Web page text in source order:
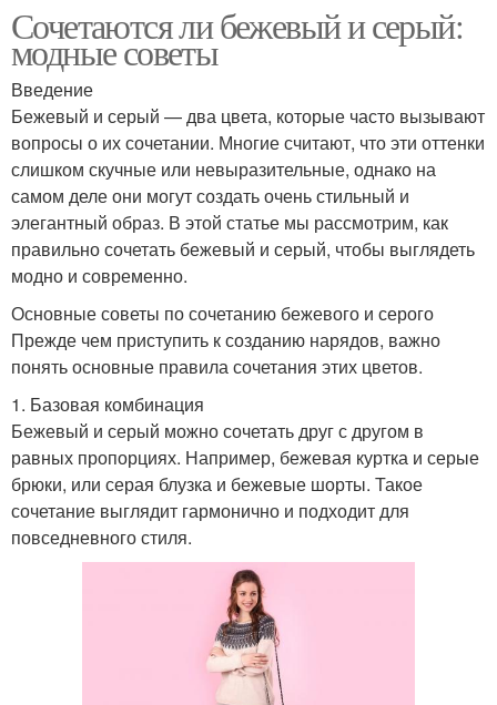
Сочетаются ли бежевый и серый:
модные советы
Введение
Бежевый и серый — два цвета, которые часто вызывают
вопросы о их сочетании. Многие считают, что эти оттенки
слишком скучные или невыразительные, однако на
самом деле они могут создать очень стильный и
элегантный образ. В этой статье мы рассмотрим, как
правильно сочетать бежевый и серый, чтобы выглядеть
модно и современно.
Основные советы по сочетанию бежевого и серого
Прежде чем приступить к созданию нарядов, важно
понять основные правила сочетания этих цветов.
1. Базовая комбинация
Бежевый и серый можно сочетать друг с другом в
равных пропорциях. Например, бежевая куртка и серые
брюки, или серая блузка и бежевые шорты. Такое
сочетание выглядит гармонично и подходит для
повседневного стиля.